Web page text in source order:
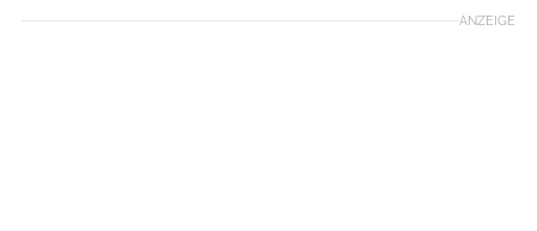
ANZEIGE